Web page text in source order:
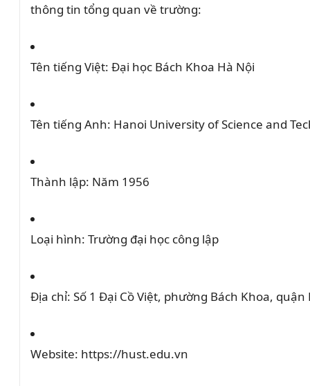
thông tin tổng quan về trường:​
Tên tiếng Việt: Đại học Bách Khoa Hà Nội
Tên tiếng Anh: Hanoi University of Science and
Thành lập: Năm 1956
Loại hình: Trường đại học công lập
Địa chỉ: Số 1 Đại Cồ Việt, phường Bách Khoa, quận
Website: https://hust.edu.vn